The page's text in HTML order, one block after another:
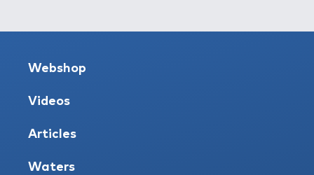
Webshop
Videos
Articles
Waters